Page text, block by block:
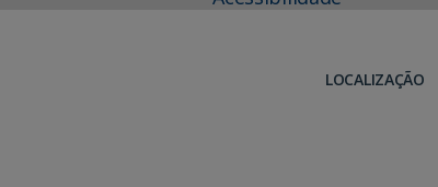
LOCALIZAÇÃO